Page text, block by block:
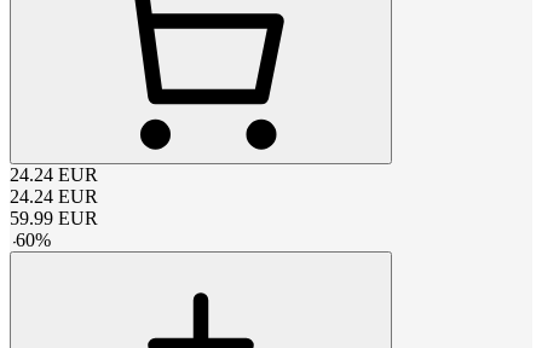
24.24 EUR
24.24 EUR
59.99 EUR
-60%